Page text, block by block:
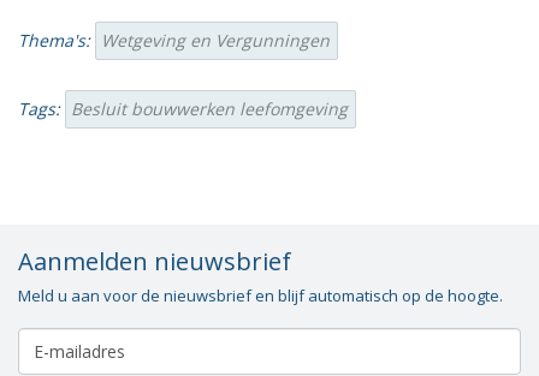
Thema's: Wetgeving en Vergunningen
Tags: Besluit bouwwerken leefomgeving
Aanmelden nieuwsbrief
Meld u aan voor de nieuwsbrief en blijf automatisch op de hoogte.